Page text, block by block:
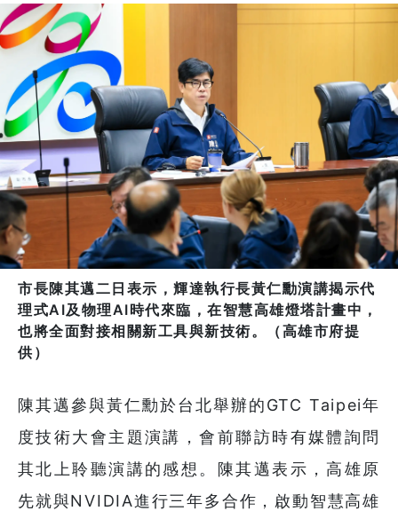
市長陳其邁二日表示，輝達執行長黃仁勳演講揭示代
理式AI及物理AI時代來臨，在智慧高雄燈塔計畫中，
也將全面對接相關新工具與新技術。（高雄市府提
供）
陳其邁參與黃仁勳於台北舉辦的GTC Taipei年
度技術大會主題演講，會前聯訪時有媒體詢問
其北上聆聽演講的感想。陳其邁表示，高雄原
先就與NVIDIA進行三年多合作，啟動智慧高雄